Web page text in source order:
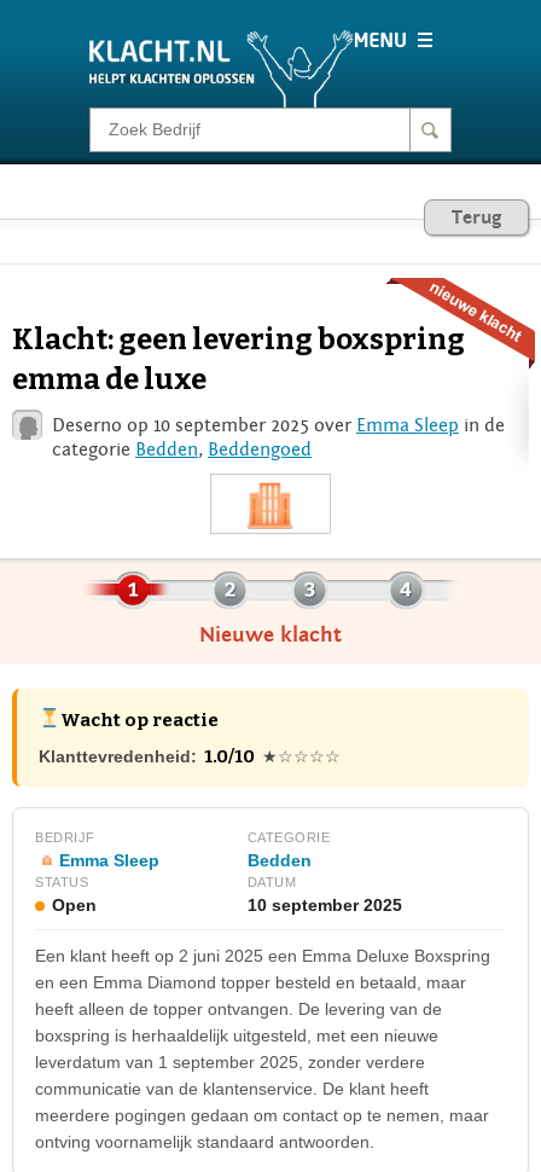
Klacht melden
Consumentenrecht
Voor Bedrijven
Login
Terug
Klacht: geen levering boxspring
emma de luxe
Deserno op 10 september 2025 over Emma Sleep in de
categorie Bedden, Beddengoed
Nieuwe klacht
Wacht op reactie
Klanttevredenheid: 1.0/10 ★☆☆☆☆
BEDRIJF
Emma Sleep
CATEGORIE
Bedden
STATUS
Open
DATUM
10 september 2025
Een klant heeft op 2 juni 2025 een Emma Deluxe Boxspring
en een Emma Diamond topper besteld en betaald, maar
heeft alleen de topper ontvangen. De levering van de
boxspring is herhaaldelijk uitgesteld, met een nieuwe
leverdatum van 1 september 2025, zonder verdere
communicatie van de klantenservice. De klant heeft
meerdere pogingen gedaan om contact op te nemen, maar
ontving voornamelijk standaard antwoorden.